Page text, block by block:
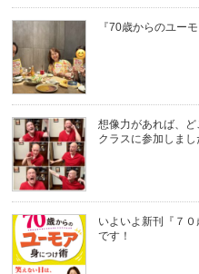
『70歳からのユー
想像力があれば、
クラスに参加しまし
いよいよ新刊『７
です！